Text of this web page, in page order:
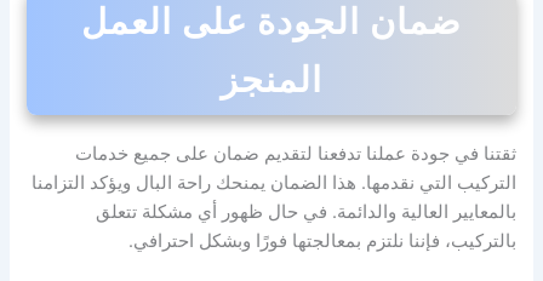
ضمان الجودة على العمل
المنجز
ثقتنا في جودة عملنا تدفعنا لتقديم ضمان على جميع خدمات
التركيب التي نقدمها. هذا الضمان يمنحك راحة البال ويؤكد التزامنا
بالمعايير العالية والدائمة. في حال ظهور أي مشكلة تتعلق
بالتركيب، فإننا نلتزم بمعالجتها فورًا وبشكل احترافي.